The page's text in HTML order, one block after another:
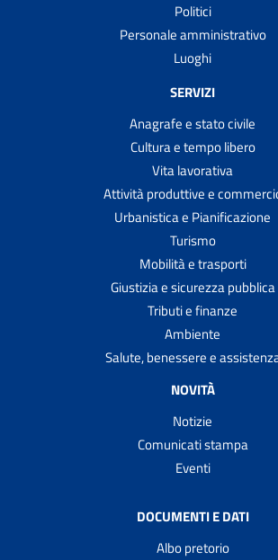
Politici
Personale amministrativo
Luoghi
SERVIZI
Anagrafe e stato civile
Cultura e tempo libero
Vita lavorativa
Attività produttive e
Urbanistica e Pianificazione
Turismo
Mobilità e trasporti
Giustizia e sicurezza pubblica
Tributi e finanze
Ambiente
Salute, benessere e
NOVITÀ
Notizie
Comunicati stampa
Eventi
DOCUMENTI E DATI
Albo pretorio